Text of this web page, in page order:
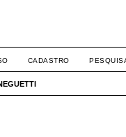
CADASTRO